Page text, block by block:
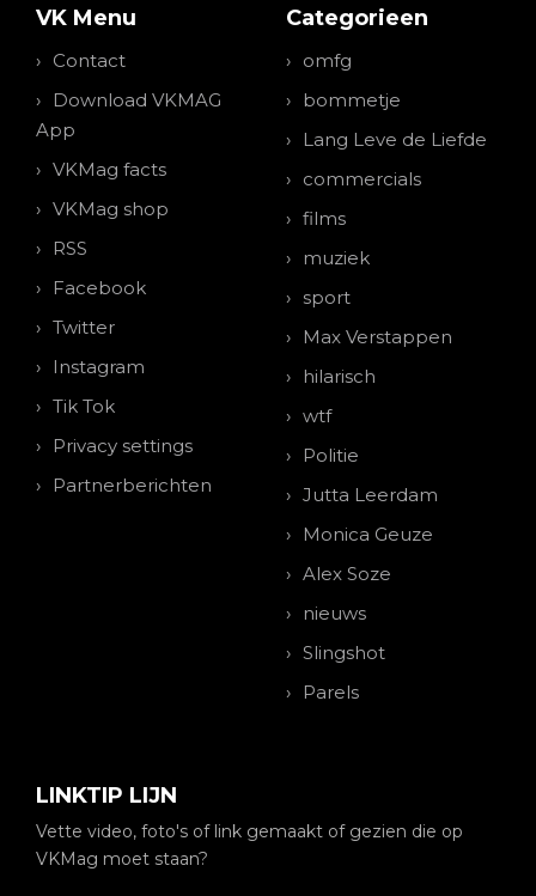
VK Menu
Contact
Download VKMAG
App
VKMag facts
VKMag shop
RSS
Facebook
Twitter
Instagram
Tik Tok
Privacy settings
Partnerberichten
Categorieen
omfg
bommetje
Lang Leve de Liefde
commercials
films
muziek
sport
Max Verstappen
hilarisch
wtf
Politie
Jutta Leerdam
Monica Geuze
Alex Soze
nieuws
Slingshot
Parels
LINKTIP LIJN
Vette video, foto's of link gemaakt of gezien die op
VKMag moet staan?